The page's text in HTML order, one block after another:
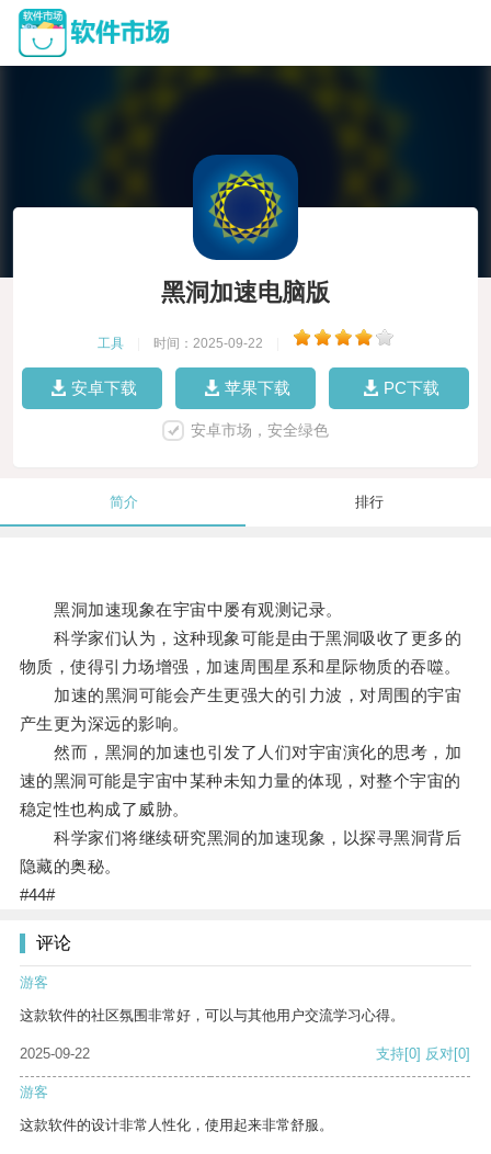
黑洞加速电脑版
工具 时间：2025-09-22
安卓下载 苹果下载 PC下载
安卓市场，安全绿色
简介 排行
黑洞加速现象在宇宙中屡有观测记录。
科学家们认为，这种现象可能是由于黑洞吸收了更多的
物质，使得引力场增强，加速周围星系和星际物质的吞噬。
加速的黑洞可能会产生更强大的引力波，对周围的宇宙
产生更为深远的影响。
然而，黑洞的加速也引发了人们对宇宙演化的思考，加
速的黑洞可能是宇宙中某种未知力量的体现，对整个宇宙的
稳定性也构成了威胁。
科学家们将继续研究黑洞的加速现象，以探寻黑洞背后
隐藏的奥秘。
#44#
评论
游客
这款软件的社区氛围非常好，可以与其他用户交流学习心得。
2025-09-22 支持[0] 反对[0]
游客
这款软件的设计非常人性化，使用起来非常舒服。